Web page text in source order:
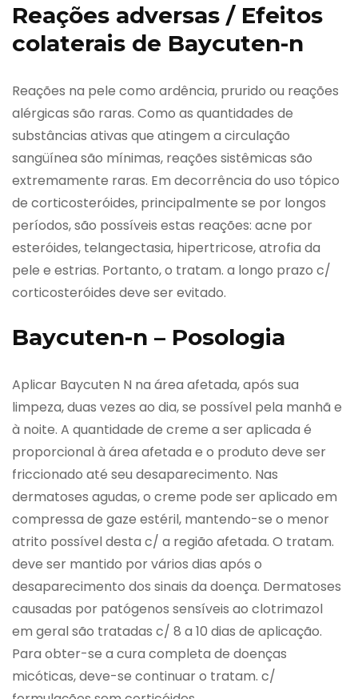
Reações adversas / Efeitos
colaterais de Baycuten-n
Reações na pele como ardência, prurido ou reações
alérgicas são raras. Como as quantidades de
substâncias ativas que atingem a circulação
sangüínea são mínimas, reações sistêmicas são
extremamente raras. Em decorrência do uso tópico
de corticosteróides, principalmente se por longos
períodos, são possíveis estas reações: acne por
esteróides, telangectasia, hipertricose, atrofia da
pele e estrias. Portanto, o tratam. a longo prazo c/
corticosteróides deve ser evitado.
Baycuten-n – Posologia
Aplicar Baycuten N na área afetada, após sua
limpeza, duas vezes ao dia, se possível pela manhã e
à noite. A quantidade de creme a ser aplicada é
proporcional à área afetada e o produto deve ser
friccionado até seu desaparecimento. Nas
dermatoses agudas, o creme pode ser aplicado em
compressa de gaze estéril, mantendo-se o menor
atrito possível desta c/ a região afetada. O tratam.
deve ser mantido por vários dias após o
desaparecimento dos sinais da doença. Dermatoses
causadas por patógenos sensíveis ao clotrimazol
em geral são tratadas c/ 8 a 10 dias de aplicação.
Para obter-se a cura completa de doenças
micóticas, deve-se continuar o tratam. c/